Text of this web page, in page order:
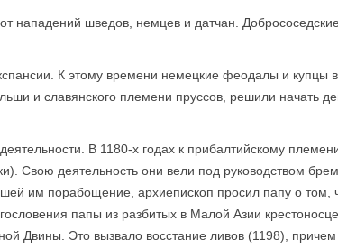
нападений шведов, немцев и датчан.
К этому времени немецкие феодалы и купцы
и славянского племени пруссов, решили начать
В 1180-х годах к прибалтийскому
Свою деятельность они вели под руководством
им порабощение, архиепископ просил папу о том,
папы из разбитых в Малой Азии
Двины. Это вызвало восстание ливов (1198),